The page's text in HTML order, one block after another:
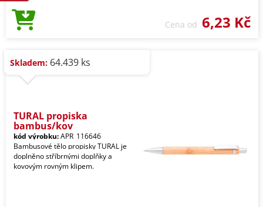
Cena od 6,23 Kč
Skladem: 64.439 ks
TURAL propiska
bambus/kov
kód výrobku:APR_116646
Bambusové tělo propisky TURAL je
doplněno stříbrnými doplňky a
kovovým rovným klipem.